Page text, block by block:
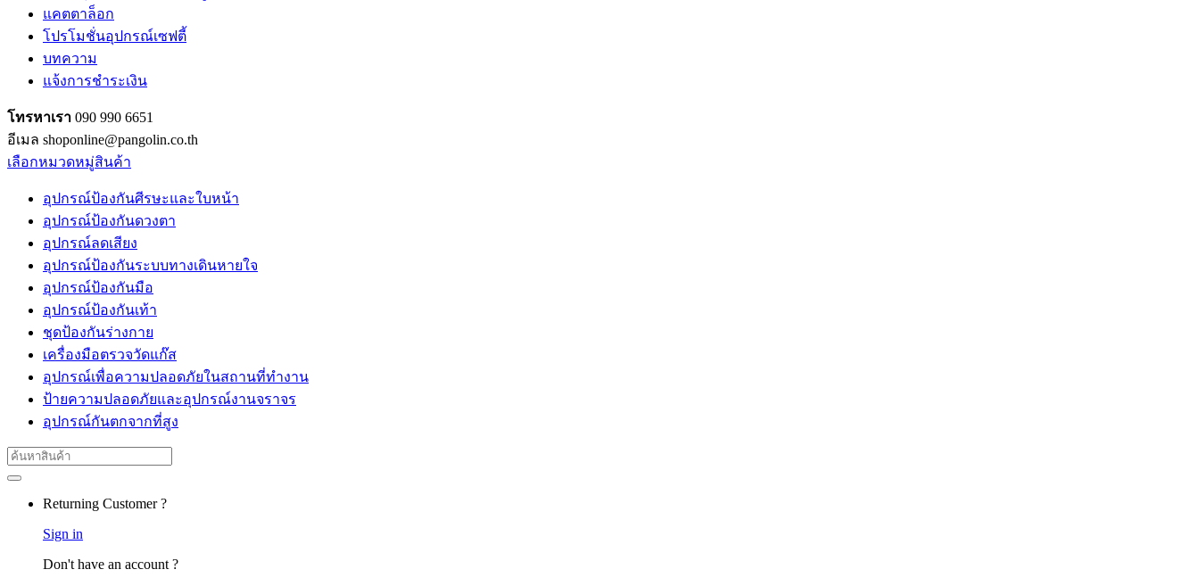
แคตตาล็อก
โปรโมชั่นอุปกรณ์เซฟตี้
บทความ
แจ้งการชำระเงิน
โทรหาเรา 090 990 6651
อีเมล shoponline@pangolin.co.th
เลือกหมวดหมู่สินค้า
อุปกรณ์ป้องกันศีรษะและใบหน้า
อุปกรณ์ป้องกันดวงตา
อุปกรณ์ลดเสียง
อุปกรณ์ป้องกันระบบทางเดินหายใจ
อุปกรณ์ป้องกันมือ
อุปกรณ์ป้องกันเท้า
ชุดป้องกันร่างกาย
เครื่องมือตรวจวัดแก๊ส
อุปกรณ์เพื่อความปลอดภัยในสถานที่ทำงาน
ป้ายความปลอดภัยและอุปกรณ์งานจราจร
อุปกรณ์กันตกจากที่สูง
Search
for:
Returning Customer ?
Sign in
Don't have an account ?